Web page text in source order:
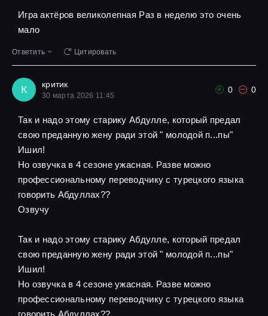
Игра актёров великолепная Pаз в неделю это очень
мало
Ответить Цитировать
К критик
30 марта 2026 11:45
0 0
Так и надо этому старику Абдулле, который предал
свою преданную жену ради этой " молодой п...пы"
Ишил!
Но озвучка в 4 сезоне ужасная. Разве можно
профессиональному переводчику с турецкого языка
говорить Абдуллах??
Озвучу
Так и надо этому старику Абдулле, который предал
свою преданную жену ради этой " молодой п...пы"
Ишил!
Но озвучка в 4 сезоне ужасная. Разве можно
профессиональному переводчику с турецкого языка
говорить Абдуллах??